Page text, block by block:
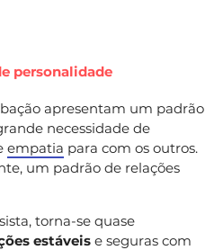
personalidade
apresentam um padrão
necessidade de
empatia para com os outros.
um padrão de relações
torna-se quase
estáveis e seguras com